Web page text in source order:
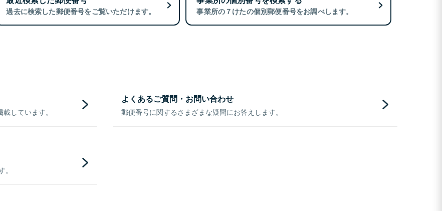
過去に検索した郵便番号をご覧いただけます。 事業所の７けたの個別郵便番号をお調べします。
しています。
よくあるご質問・お問い合わせ
郵便番号に関するさまざまな疑問にお答えします。